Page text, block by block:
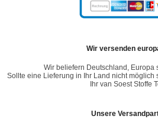
Wir versenden
Wir beliefern Deutschland, Europa
Sollte eine Lieferung in Ihr Land nicht möglich
Ihr van Soest Stoffe
Unsere